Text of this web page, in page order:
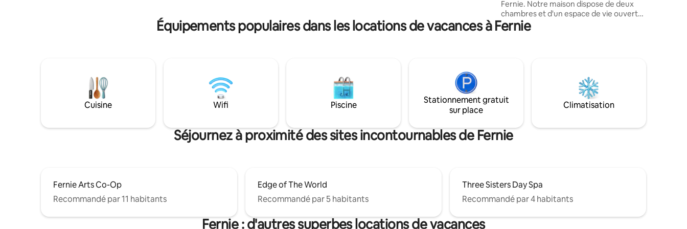
disponible pour les séjours de plus de 30
jours.
gratuit avec stationnement extérieur
supplémentaire.
Fernie. Notre maison dispose de deux
chambres et d'un espace de vie ouvert
avec des draps de qualité hôtelière, des
lits confortables et une cuisine
station alpine de Fernie. À quelques pas
de notre porte, vous trouverez une
abondance de boutiques, cafés, galeries
et restaurants. Notre emplacement
idéal pour profiter pleinement de Fernie.
Équipements populaires dans les locations de vacances à Fernie
Cuisine Wifi Piscine
Stationnement gratuit
sur place
Climatisation
Séjournez à proximité des sites incontournables de Fernie
Fernie Arts Co-Op
Recommandé par 11 habitants
Edge of The World
Recommandé par 5 habitants
Three Sisters Day Spa
Recommandé par 4 habitants
Fernie : d'autres superbes locations de vacances